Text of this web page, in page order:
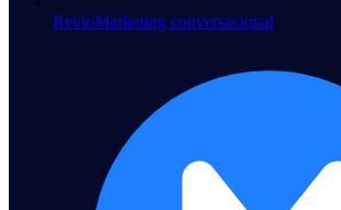
RevioMarketing conversacional